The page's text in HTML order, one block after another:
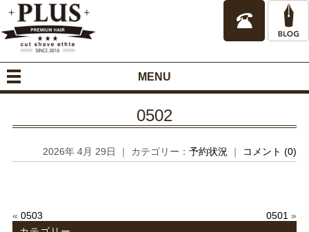
MENU
0502
2026年 4月 29日 ｜ カテゴリー：予約状況 ｜ コメント (0)
« 0503 0501 »